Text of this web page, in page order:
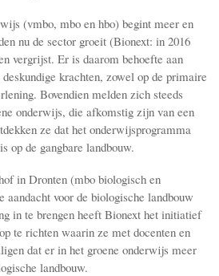
(vmbo, mbo en hbo) begint meer en
nu de sector groeit (Bionext: in 2016
vergrijst. Er is daarom behoefte aan
krachten, zowel op de primaire
Bovendien melden zich steeds
onderwijs, die afkomstig zijn van een
ze dat het onderwijsprogramma
op de gangbare landbouw.
in Dronten (mbo biologisch en
aandacht voor de biologische landbouw
in te brengen heeft Bionext het initiatief
te richten waarin ze met docenten en
dat er in het groene onderwijs meer
landbouw.